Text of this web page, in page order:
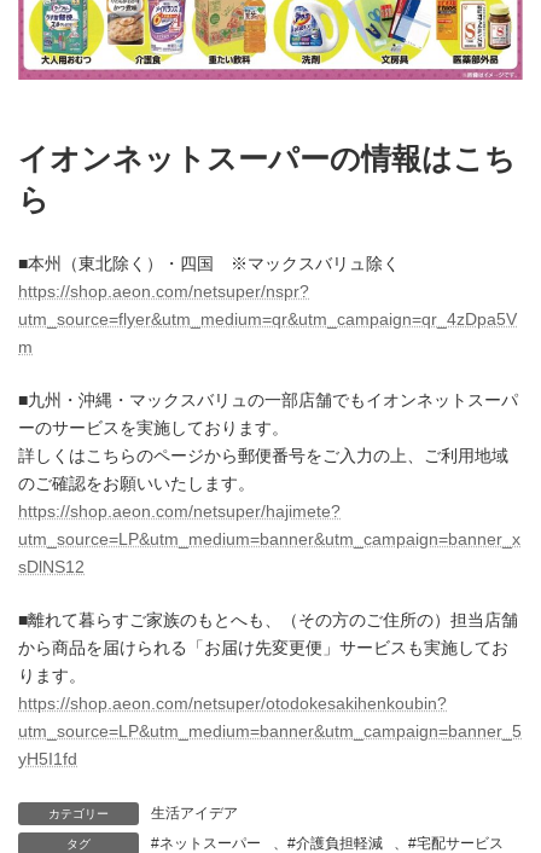
イオンネットスーパーの情報はこち
ら
■本州（東北除く）・四国 ※マックスバリュ除く
https://shop.aeon.com/netsuper/nspr?
utm_source=flyer&utm_medium=qr&utm_campaign=qr_4zDpa5V
m
■九州・沖縄・マックスバリュの一部店舗でもイオンネットスーパ
ーのサービスを実施しております。
詳しくはこちらのページから郵便番号をご入力の上、ご利用地域
のご確認をお願いいたします。
https://shop.aeon.com/netsuper/hajimete?
utm_source=LP&utm_medium=banner&utm_campaign=banner_x
sDlNS12
■離れて暮らすご家族のもとへも、（その方のご住所の）担当店舗
から商品を届けられる「お届け先変更便」サービスも実施してお
ります。
https://shop.aeon.com/netsuper/otodokesakihenkoubin?
utm_source=LP&utm_medium=banner&utm_campaign=banner_5
yH5I1fd
カテゴリー 生活アイデア
タグ #ネットスーパー 、 #介護負担軽減 、#宅配サービス